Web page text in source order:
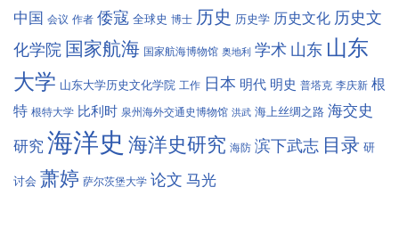
中国 会议 作者 倭寇 全球史 博士 历史 历史学 历史文化 历史文
化学院 国家航海 国家航海博物馆 奥地利 学术 山东 山东
大学 山东大学历史文化学院 工作 日本 明代 明史 普塔克 李庆新 根
特 根特大学 比利时 泉州海外交通史博物馆 洪武 海上丝绸之路 海交史
研究 海洋史 海洋史研究 海防 滨下武志 目录 研
讨会 萧婷 萨尔茨堡大学 论文 马光